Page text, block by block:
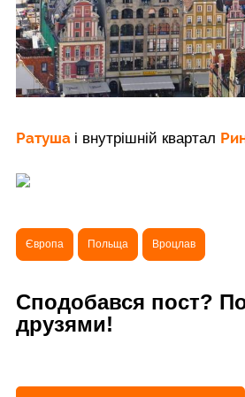
Ратуша і внутрішній квартал
Європа Польща Вроцлав
Сподобався пост?
друзями!